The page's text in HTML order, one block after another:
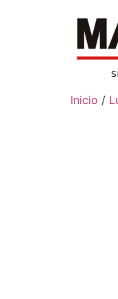
Inicio /